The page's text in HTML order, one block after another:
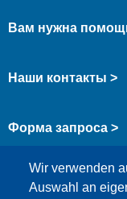
Wir verwenden
Auswahl an
Вам нужна
Наши контакты >
Форма запроса >